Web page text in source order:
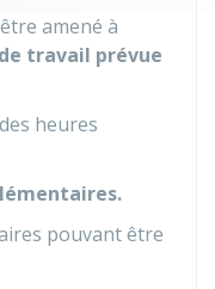
amené à
travail prévue
heures
pouvant être